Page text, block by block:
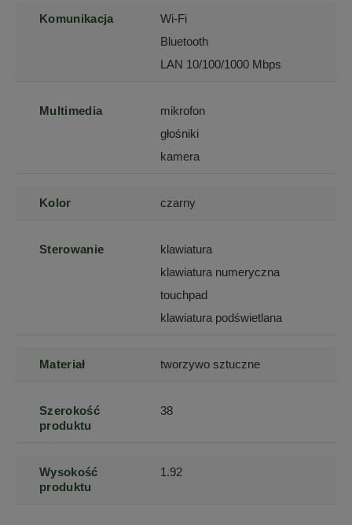
Komunikacja
Wi-Fi
Bluetooth
LAN 10/100/1000 Mbps
Multimedia
mikrofon
głośniki
kamera
Kolor czarny
Sterowanie
klawiatura
klawiatura numeryczna
touchpad
klawiatura podświetlana
Materiał tworzywo sztuczne
Szerokość
produktu
38
Wysokość
produktu
1.92